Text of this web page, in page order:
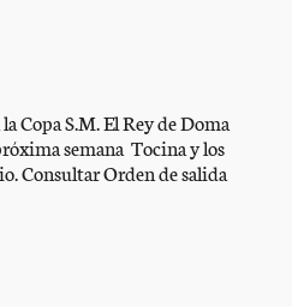
Copa S.M. El Rey de Doma
semana Tocina y los
Consultar Orden de salida